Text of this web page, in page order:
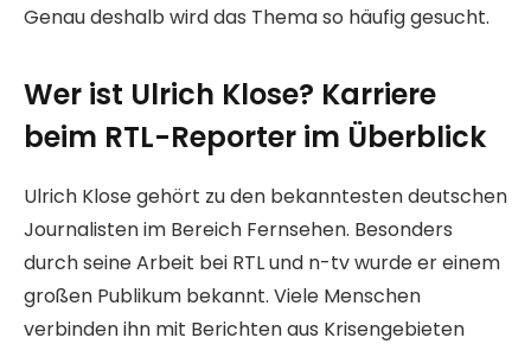
Genau deshalb wird das Thema so häufig gesucht.
Wer ist Ulrich Klose? Karriere
beim RTL-Reporter im Überblick
Ulrich Klose gehört zu den bekanntesten deutschen
Journalisten im Bereich Fernsehen. Besonders
durch seine Arbeit bei RTL und n-tv wurde er einem
großen Publikum bekannt. Viele Menschen
verbinden ihn mit Berichten aus Krisengebieten